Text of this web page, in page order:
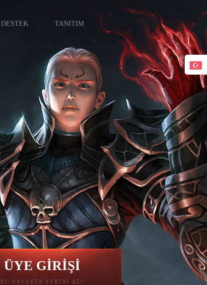
DESTEK TANITIM
ÜYE GİRİŞİ
BU SAVAŞTA YERİNİ AL!